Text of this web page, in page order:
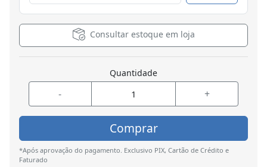
Consultar estoque em loja
Quantidade
- +
Comprar
*Após aprovação do pagamento. Exclusivo PIX, Cartão de Crédito e
Faturado